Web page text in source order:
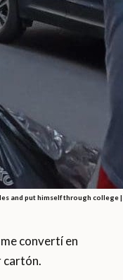
and put himself through college |
convertí en
cartón.